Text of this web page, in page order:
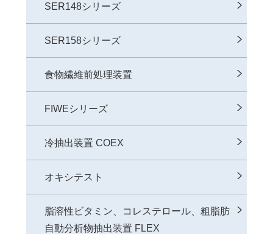
SER148シリーズ
SER158シリーズ
食物繊維前処理装置
FIWEシリーズ
冷抽出装置 COEX
オキシテスト
脂溶性ビタミン、コレステロール、粗脂肪
自動分析物抽出装置 FLEX